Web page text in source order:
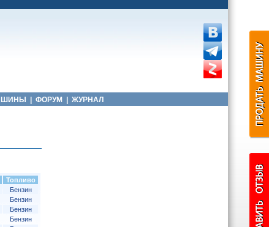
ШИНЫ ФОРУМ ЖУРНАЛ
Топливо
Бензин
Бензин
Бензин
Бензин